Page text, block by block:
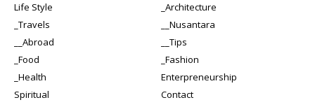
Life Style
_Architecture
_Travels
__Nusantara
__Abroad
__Tips
_Food
_Fashion
_Health
Enterpreneurship
Spiritual
Contact